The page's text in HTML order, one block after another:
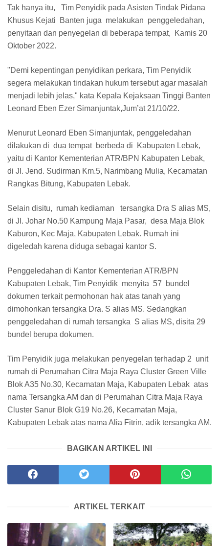
Tak hanya itu, Tim Penyidik pada Asisten Tindak Pidana
Khusus Kejati Banten juga melakukan penggeledahan,
penyitaan dan penyegelan di beberapa tempat, Kamis 20
Oktober 2022.
"Demi kepentingan penyidikan perkara, Tim Penyidik
segera melakukan tindakan hukum tersebut agar masalah
menjadi lebih jelas," kata Kepala Kejaksaan Tinggi Banten
Leonard Eben Ezer Simanjuntak,Jum’at 21/10/22.
Menurut Leonard Eben Simanjuntak, penggeledahan
dilakukan di dua tempat berbeda di Kabupaten Lebak,
yaitu di Kantor Kementerian ATR/BPN Kabupaten Lebak,
di Jl. Jend. Sudirman Km.5, Narimbang Mulia, Kecamatan
Rangkas Bitung, Kabupaten Lebak.
Selain disitu, rumah kediaman tersangka Dra S alias MS,
di Jl. Johar No.50 Kampung Maja Pasar, desa Maja Blok
Kaburon, Kec Maja, Kabupaten Lebak. Rumah ini
digeledah karena diduga sebagai kantor S.
Penggeledahan di Kantor Kementerian ATR/BPN
Kabupaten Lebak, Tim Penyidik menyita 57 bundel
dokumen terkait permohonan hak atas tanah yang
dimohonkan tersangka Dra. S alias MS. Sedangkan
penggeledahan di rumah tersangka S alias MS, disita 29
bundel berupa dokumen.
Tim Penyidik juga melakukan penyegelan terhadap 2 unit
rumah di Perumahan Citra Maja Raya Cluster Green Ville
Blok A35 No.30, Kecamatan Maja, Kabupaten Lebak atas
nama Tersangka AM dan di Perumahan Citra Maja Raya
Cluster Sanur Blok G19 No.26, Kecamatan Maja,
Kabupaten Lebak atas nama Alia Fitrin, adik tersangka AM.
BAGIKAN ARTIKEL INI
ARTIKEL TERKAIT